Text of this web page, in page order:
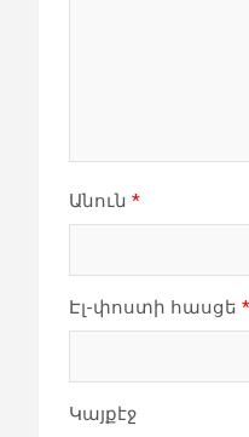
Անուն *
Էլ-փոստի հասցե *
Կայքէջ